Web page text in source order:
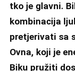
tko je glavni.
kombinacija
pretjerivati sa
Ovna, koji je
Biku pružiti